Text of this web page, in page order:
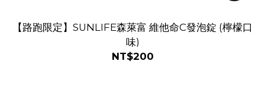
【路跑限定】SUNLIFE森萊富 維他命C發泡錠 (檸檬口
味)
NT$200